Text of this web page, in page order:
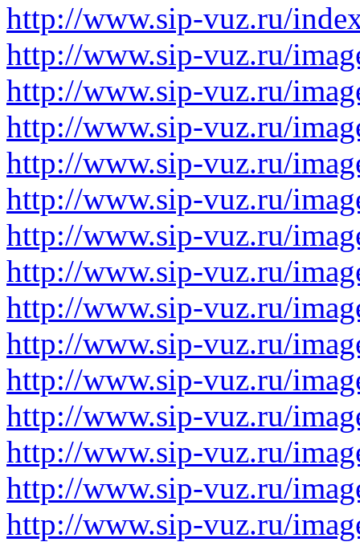
http://www.sip-vuz.ru/
http://www.sip-vuz.ru/
http://www.sip-vuz.ru/
http://www.sip-vuz.ru/
http://www.sip-vuz.ru/
http://www.sip-vuz.ru/
http://www.sip-vuz.ru/
http://www.sip-vuz.ru/
http://www.sip-vuz.ru/
http://www.sip-vuz.ru/
http://www.sip-vuz.ru/
http://www.sip-vuz.ru/
http://www.sip-vuz.ru/
http://www.sip-vuz.ru/
http://www.sip-vuz.ru/